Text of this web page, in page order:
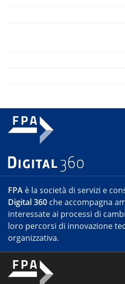
FPA è la società di servizi e
Digital 360 che accompagna
interessate ai processi di
loro percorsi di innovazione
organizzativa.